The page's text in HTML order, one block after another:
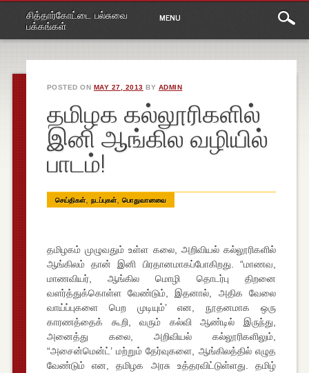
சித்தார்கோட்டை பல்சுவை
பக்கங்கள்
Main
menu
content
MENU
POSTED ON MAY 27, 2013 BY ADMIN
தமிழக கல்லூரிகளில்
இனி ஆங்கில வழியில்
பாடம்!
செய்திகள், நடப்புகள், பொதுவானவை
தமிழகம் முழுவதும் உள்ள கலை, அறிவியல் கல்லூரிகளில்
ஆங்கிலம் தான் இனி பிரதானமாகப்போகிறது. “மாணவ,
மாணவியர், ஆங்கில மொழி தொடர்பு திறனை
வளர்த்துக்கொள்ள வேண்டும், இதனால், அதிக வேலை
வாய்ப்புகளை பெற முடியும்’ என, நூதனமாக ஒரு
காரணத்தைக் கூறி, வரும் கல்வி ஆண்டில் இருந்து,
அனைத்து கலை, அறிவியல் கல்லூரிகளிலும்,
“அசைன்மென்ட்’ மற்றும் தேர்வுகளை, ஆங்கிலத்தில் எழுத
வேண்டும் என, தமிழக அரசு உத்தரவிட்டுள்ளது. தமிழ்